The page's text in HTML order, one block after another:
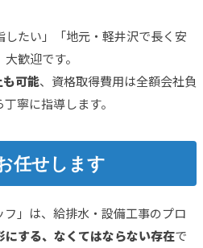
したい」「地元・軽井沢で長く安
歓迎です。
可能、資格取得費用は全額会社負
寧に指導します。
任せします
」は、給排水・設備工事のプロ
にする、なくてはならない存在で